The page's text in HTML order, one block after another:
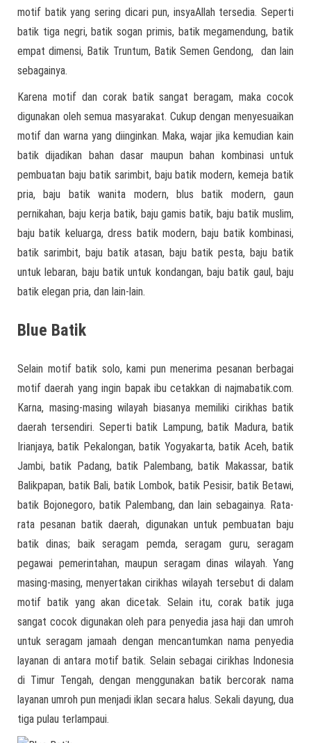
motif batik yang sering dicari pun, insyaAllah tersedia. Seperti
batik tiga negri, batik sogan primis, batik megamendung, batik
empat dimensi, Batik Truntum, Batik Semen Gendong, dan lain
sebagainya.
Karena motif dan corak batik sangat beragam, maka cocok
digunakan oleh semua masyarakat. Cukup dengan menyesuaikan
motif dan warna yang diinginkan. Maka, wajar jika kemudian kain
batik dijadikan bahan dasar maupun bahan kombinasi untuk
pembuatan baju batik sarimbit, baju batik modern, kemeja batik
pria, baju batik wanita modern, blus batik modern, gaun
pernikahan, baju kerja batik, baju gamis batik, baju batik muslim,
baju batik keluarga, dress batik modern, baju batik kombinasi,
batik sarimbit, baju batik atasan, baju batik pesta, baju batik
untuk lebaran, baju batik untuk kondangan, baju batik gaul, baju
batik elegan pria, dan lain-lain.
Blue Batik
Selain motif batik solo, kami pun menerima pesanan berbagai
motif daerah yang ingin bapak ibu cetakkan di najmabatik.com.
Karna, masing-masing wilayah biasanya memiliki cirikhas batik
daerah tersendiri. Seperti batik Lampung, batik Madura, batik
Irianjaya, batik Pekalongan, batik Yogyakarta, batik Aceh, batik
Jambi, batik Padang, batik Palembang, batik Makassar, batik
Balikpapan, batik Bali, batik Lombok, batik Pesisir, batik Betawi,
batik Bojonegoro, batik Palembang, dan lain sebagainya. Rata-
rata pesanan batik daerah, digunakan untuk pembuatan baju
batik dinas; baik seragam pemda, seragam guru, seragam
pegawai pemerintahan, maupun seragam dinas wilayah. Yang
masing-masing, menyertakan cirikhas wilayah tersebut di dalam
motif batik yang akan dicetak. Selain itu, corak batik juga
sangat cocok digunakan oleh para penyedia jasa haji dan umroh
untuk seragam jamaah dengan mencantumkan nama penyedia
layanan di antara motif batik. Selain sebagai cirikhas Indonesia
di Timur Tengah, dengan menggunakan batik bercorak nama
layanan umroh pun menjadi iklan secara halus. Sekali dayung, dua
tiga pulau terlampaui.